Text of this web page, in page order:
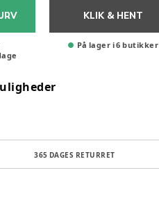
KLIK & HENT
På lager i 6 butikker
365 DAGES RETURRET